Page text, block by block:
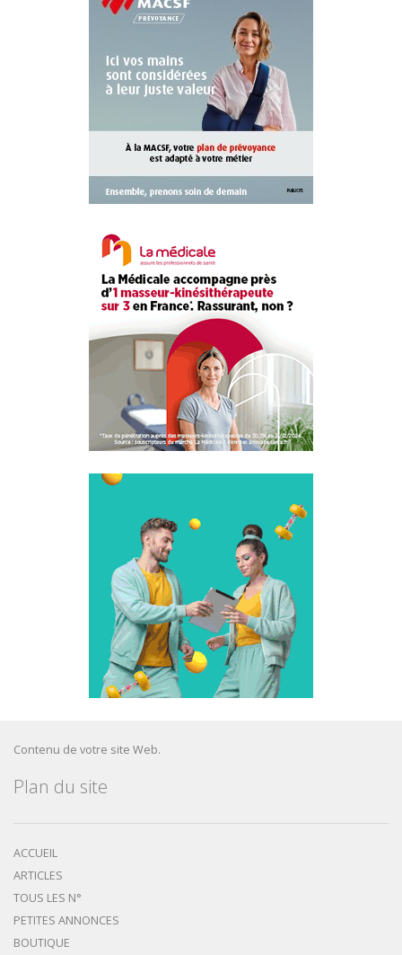
Contenu de votre site Web.
Plan du site
ACCUEIL
ARTICLES
TOUS LES N°
PETITES ANNONCES
BOUTIQUE